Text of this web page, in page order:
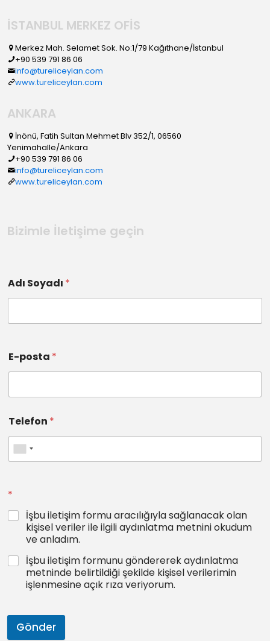
İSTANBUL MERKEZ OFİS
Merkez Mah. Selamet Sok. No:1/79 Kağıthane/İstanbul
+90 539 791 86 06
info@tureliceylan.com
www.tureliceylan.com
ANKARA
İnönü, Fatih Sultan Mehmet Blv 352/1, 06560
Yenimahalle/Ankara
+90 539 791 86 06
info@tureliceylan.com
www.tureliceylan.com
Bizimle İletişime geçin
Adı Soyadı *
E-posta *
Telefon *
*
İşbu iletişim formu aracılığıyla sağlanacak olan
kişisel veriler ile ilgili aydınlatma metnini okudum
ve anladım.
İşbu iletişim formunu göndererek aydınlatma
metninde belirtildiği şekilde kişisel verilerimin
işlenmesine açık rıza veriyorum.
Gönder